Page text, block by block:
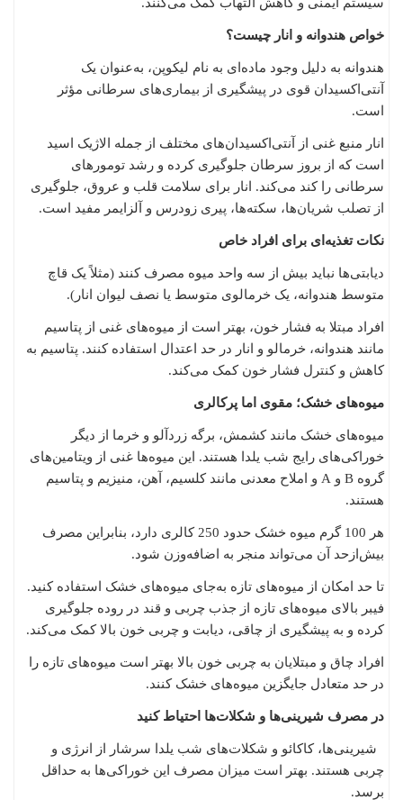
خواص هندوانه و انار چیست؟
هندوانه به دلیل وجود ماده‌ای به نام لیکوپن، به‌عنوان یک
آنتی‌اکسیدان قوی در پیشگیری از بیماری‌های سرطانی مؤثر
است.
انار منبع غنی از آنتی‌اکسیدان‌های مختلف از جمله الاژیک اسید
است که از بروز سرطان جلوگیری کرده و رشد تومورهای
سرطانی را کند می‌کند. انار برای سلامت قلب و عروق، جلوگیری
از تصلب شریان‌ها، سکته‌ها، پیری زودرس و آلزایمر مفید است.
نکات تغذیه‌ای برای افراد خاص
دیابتی‌ها نباید بیش از سه واحد میوه مصرف کنند (مثلاً یک قاچ
متوسط هندوانه، یک خرمالوی متوسط یا نصف لیوان انار).
افراد مبتلا به فشار خون، بهتر است از میوه‌های غنی از پتاسیم
مانند هندوانه، خرمالو و انار در حد اعتدال استفاده کنند. پتاسیم به
کاهش و کنترل فشار خون کمک می‌کند.
میوه‌های خشک؛ مقوی اما پرکالری
میوه‌های خشک مانند کشمش، برگه زردآلو و خرما از دیگر
خوراکی‌های رایج شب یلدا هستند. این میوه‌ها غنی از ویتامین‌های
گروه B و A و املاح معدنی مانند کلسیم، آهن، منیزیم و پتاسیم
هستند.
هر 100 گرم میوه خشک حدود 250 کالری دارد، بنابراین مصرف
بیش‌ازحد آن می‌تواند منجر به اضافه‌وزن شود.
تا حد امکان از میوه‌های تازه به‌جای میوه‌های خشک استفاده کنید.
فیبر بالای میوه‌های تازه از جذب چربی و قند در روده جلوگیری
کرده و به پیشگیری از چاقی، دیابت و چربی خون بالا کمک می‌کند.
افراد چاق و مبتلایان به چربی خون بالا بهتر است میوه‌های تازه را
در حد متعادل جایگزین میوه‌های خشک کنند.
در مصرف شیرینی‌ها و شکلات‌ها احتیاط کنید
شیرینی‌ها، کاکائو و شکلات‌های شب یلدا سرشار از انرژی و
چربی هستند. بهتر است میزان مصرف این خوراکی‌ها به حداقل
برسد.